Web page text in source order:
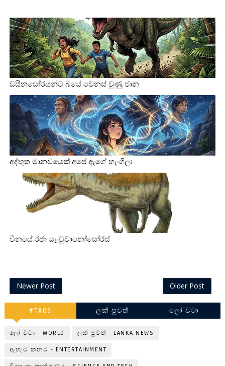
ඩයිනසෝරයන්ට බයේ වෙනස් වුණු ජාන
අද්භූත මානවයෙක් අපේ ඇගේ හැංගිලා
චීනයේ රජා යැංචුවානෝසෝරස්
Newer Post Older Post
#TAGS ලක් පුවත් ලෝ වටා
ලෝ වටා - WORLD ලක් පුවත් - LANKA NEWS
ඇහැට කනට - ENTERTAINMENT